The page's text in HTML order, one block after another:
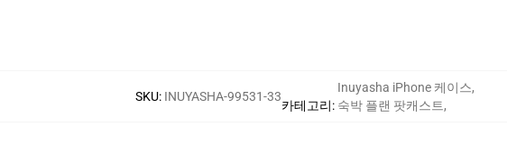
SKU: INUYASHA-99531-33
카테고리:
Inuyasha iPhone 케이스,
숙박 플랜 팟캐스트,